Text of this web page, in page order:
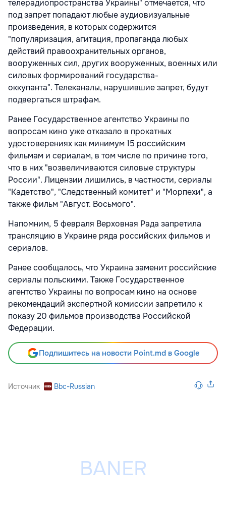
телерадиопространства Украины" отмечается, что
под запрет попадают любые аудиовизуальные
произведения, в которых содержится
"популяризация, агитация, пропаганда любых
действий правоохранительных органов,
вооруженных сил, других вооруженных, военных или
силовых формирований государства-
оккупанта". Телеканалы, нарушившие запрет, будут
подвергаться штрафам.
Ранее Государственное агентство Украины по
вопросам кино уже отказало в прокатных
удостоверениях как минимум 15 российским
фильмам и сериалам, в том числе по причине того,
что в них "возвеличиваются силовые структуры
России". Лицензии лишились, в частности, сериалы
"Кадетство", "Следственный комитет" и "Морпехи", а
также фильм "Август. Восьмого".
Напомним, 5 февраля Верховная Рада запретила
трансляцию в Украине ряда российских фильмов и
сериалов.
Ранее сообщалось, что Украина заменит российские
сериалы польскими. Также Государственное
агентство Украины по вопросам кино на основе
рекомендаций экспертной комиссии запретило к
показу 20 фильмов производства Российской
Федерации.
Подпишитесь на новости Point.md в Google
Источник Bbc-Russian